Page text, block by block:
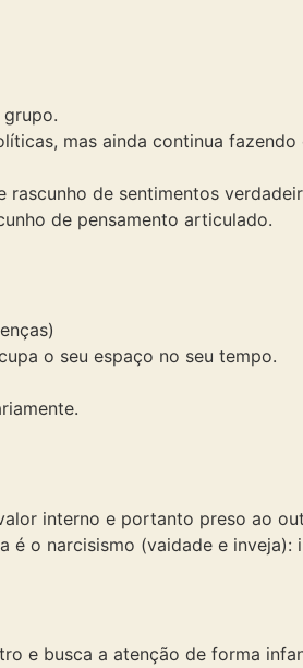
mas ainda continua fazendo
rascunho de sentimentos
de pensamento articulado.
o seu espaço no seu tempo.
interno e portanto preso ao
é o narcisismo (vaidade e
e busca a atenção de forma